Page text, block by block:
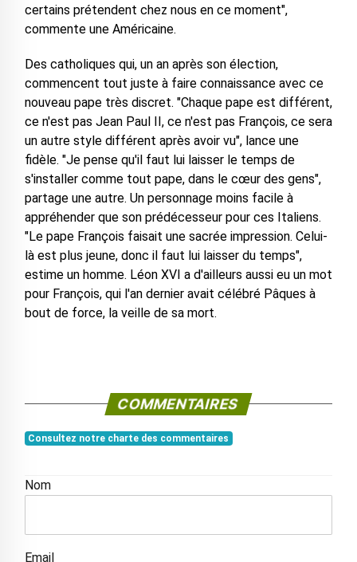
certains prétendent chez nous en ce moment",
commente une Américaine.
Des catholiques qui, un an après son élection,
commencent tout juste à faire connaissance avec ce
nouveau pape très discret. "Chaque pape est différent,
ce n'est pas Jean Paul II, ce n'est pas François, ce sera
un autre style différent après avoir vu", lance une
fidèle. "Je pense qu'il faut lui laisser le temps de
s'installer comme tout pape, dans le cœur des gens",
partage une autre. Un personnage moins facile à
appréhender que son prédécesseur pour ces Italiens.
"Le pape François faisait une sacrée impression. Celui-
là est plus jeune, donc il faut lui laisser du temps",
estime un homme. Léon XVI a d'ailleurs aussi eu un mot
pour François, qui l'an dernier avait célébré Pâques à
bout de force, la veille de sa mort.
COMMENTAIRES
Consultez notre charte des commentaires
Nom
Email